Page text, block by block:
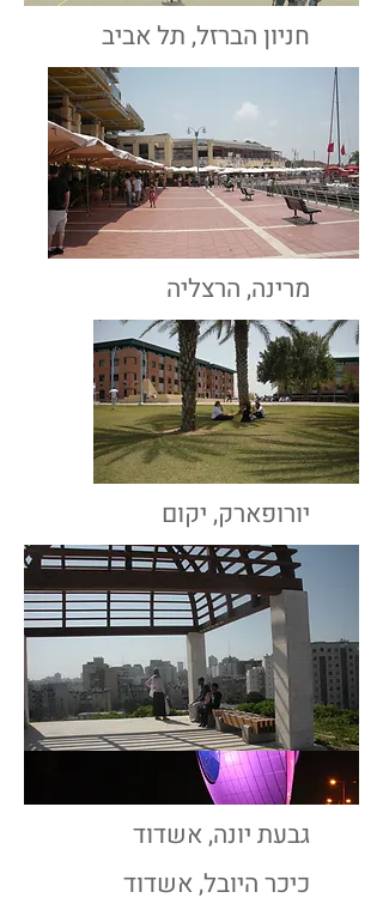
חניון הברזל, תל אביב
מרינה, הרצליה
יורופארק, יקום
גבעת יונה, אשדוד
כיכר היובל, אשדוד